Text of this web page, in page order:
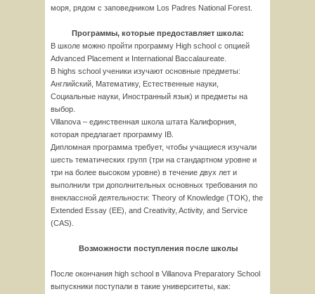
моря, рядом с заповедником Los Padres National Forest.
Программы, которые предоставляет школа:
В школе можно пройти программу High school с опцией
Advanced Placement и International Baccalaureate.
В highs school ученики изучают основные предметы:
Английский, Математику, Естественные науки,
Социальные науки, Иностранный язык) и предметы на
выбор.
Villanova – единственная школа штата Калифорния,
которая предлагает программу IB.
Дипломная программа требует, чтобы учащиеся изучали
шесть тематических групп (три на стандартном уровне и
три на более высоком уровне) в течение двух лет и
выполнили три дополнительных основных требования по
внеклассной деятельности: Theory of Knowledge (TOK), the
Extended Essay (EE), and Creativity, Activity, and Service
(CAS).
Возможности поступления после школы
После окончания high school в Villanova Preparatory School
выпускники поступали в такие университеты, как: